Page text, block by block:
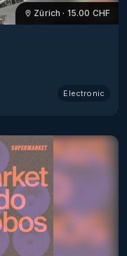
Zürich · 15.00 CHF
Electronic